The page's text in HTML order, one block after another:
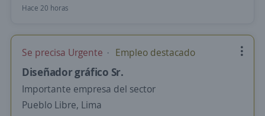
Hace 20 horas
Se precisa Urgente Empleo destacado
Diseñador gráfico Sr.
Importante empresa del sector
Pueblo Libre, Lima